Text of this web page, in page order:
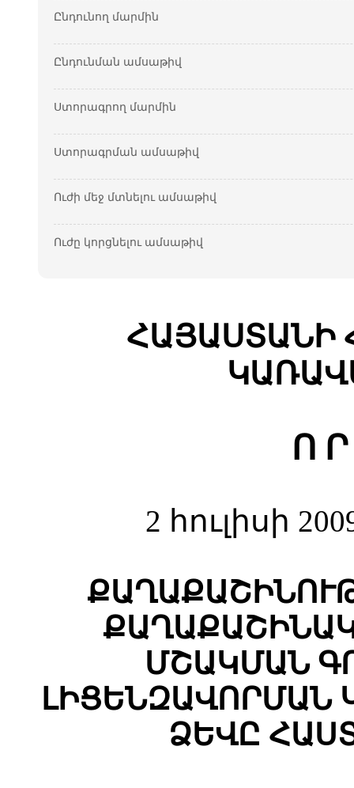
Ընդունող մարմին
Ընդունման ամսաթիվ
Ստորագրող մարմին
Ստորագրման ամսաթիվ
Ուժի մեջ մտնելու ամսաթիվ
Ուժը կորցնելու ամսաթիվ
ՀԱՅԱՍՏԱՆԻ
Ո
2 հուլիսի
ՄՇԱԿՄԱՆ
ԼԻՑԵՆԶԱՎՈՐՄԱՆ
ՁԵՎԸ